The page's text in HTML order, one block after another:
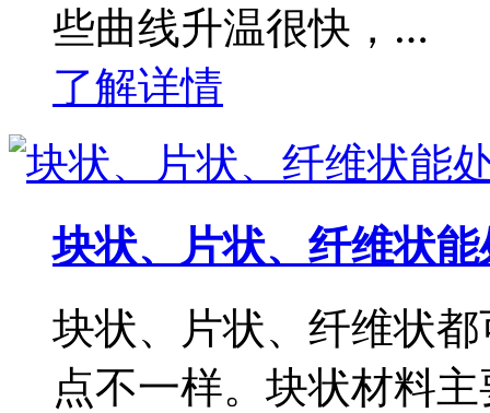
些曲线升温很快，…
了解详情
块状、片状、纤维状
块状、片状、纤维状
点不一样。块状材料